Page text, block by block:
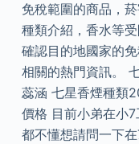
免稅範圍的商品，
種類介紹，香水等
確認目的地國家的
相關的熱門資訊。
蕊涵 七星香煙種類
價格 目前小弟在小
都不懂想請問一下